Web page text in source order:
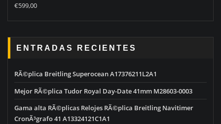
Rated5.00
out of 5
€599,00
ENTRADAS RECIENTES
RÃ©plica Breitling Superocean A17376211L2A1
Mejor RÃ©plica Tudor Royal Day-Date 41mm M28603-0003
Gama alta RÃ©plicas Relojes RÃ©plica Breitling Navitimer
CronÃ³grafo 41 A13324121C1A1